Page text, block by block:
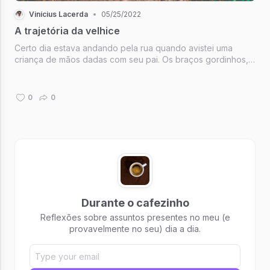
Vinícius Lacerda • 05/25/2022
A trajetória da velhice
Certo dia estava andando pela rua quando avistei uma
criança de mãos dadas com seu pai. Os braços gordinhos, a
Mas notei al...
0 0
Durante o cafezinho
Reflexões sobre assuntos presentes no meu (e
provavelmente no seu) dia a dia.